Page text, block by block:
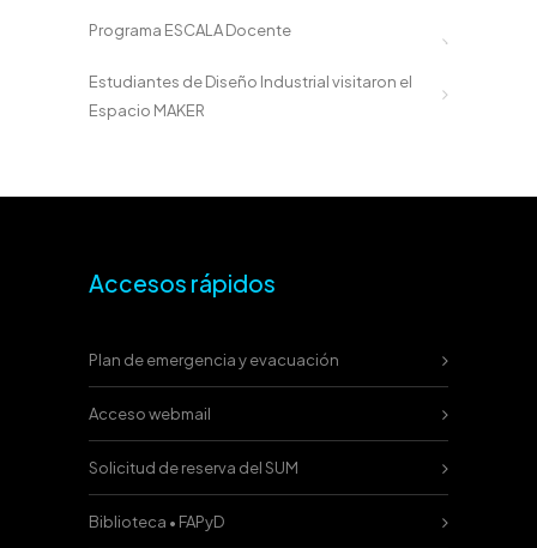
Programa ESCALA Docente
Estudiantes de Diseño Industrial visitaron el
Espacio MAKER
Accesos rápidos
Plan de emergencia y evacuación
Acceso webmail
Solicitud de reserva del SUM
Biblioteca • FAPyD